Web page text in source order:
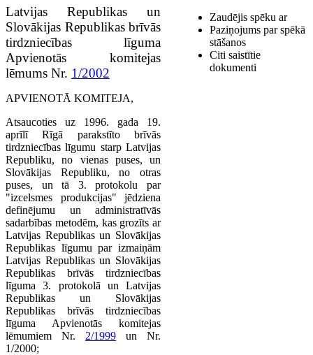
Latvijas Republikas un
Slovākijas Republikas brīvās
tirdzniecības līguma
Apvienotās komitejas
lēmums Nr. 1/2002
APVIENOTĀ KOMITEJA,
Atsaucoties uz 1996. gada 19.
aprīlī Rīgā parakstīto brīvās
tirdzniecības līgumu starp Latvijas
Republiku, no vienas puses, un
Slovākijas Republiku, no otras
puses, un tā 3. protokolu par
"izcelsmes produkcijas" jēdziena
definējumu un administratīvās
sadarbības metodēm, kas grozīts ar
Latvijas Republikas un Slovākijas
Republikas līgumu par izmaiņām
Latvijas Republikas un Slovākijas
Republikas brīvās tirdzniecības
līguma 3. protokolā un Latvijas
Republikas un Slovākijas
Republikas brīvās tirdzniecības
līguma Apvienotās komitejas
lēmumiem Nr. 2/1999 un Nr.
1/2000;
Zaudējis spēku ar
Paziņojums par spēkā
stāšanos
Citi saistītie
dokumenti